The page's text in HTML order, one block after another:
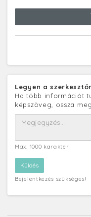
Legyen a
Ha több információt
képszöveg, ossza
Max. 1000 karakter
Bejelentkezés szükséges!